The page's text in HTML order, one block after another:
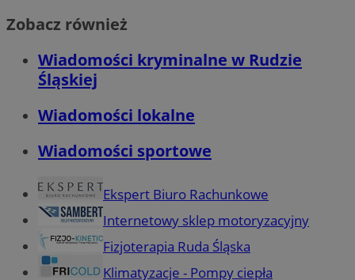
Zobacz również
Wiadomości kryminalne w Rudzie
Śląskiej
Wiadomości lokalne
Wiadomości sportowe
Ekspert Biuro Rachunkowe
Internetowy sklep motoryzacyjny
Fizjoterapia Ruda Śląska
Klimatyzacje - Pompy ciepła